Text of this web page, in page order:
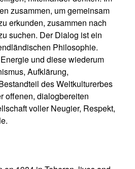
zusammen, um gemeinsam
erkunden, zusammen nach
suchen. Der Dialog ist ein
Philosophie.
und diese wiederum
Aufklärung,
des Weltkulturerbes
offenen, dialogbereiten
voller Neugier, Respekt,